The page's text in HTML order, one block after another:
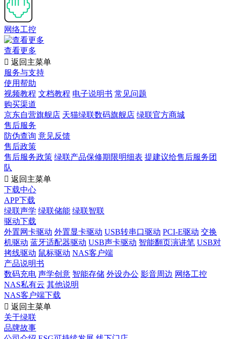
网络工控
查看更多
 返回主菜单
服务与支持
使用帮助
视频教程 文档教程 电子说明书 常见问题
购买渠道
京东自营旗舰店 天猫绿联数码旗舰店 绿联官方商城
售后服务
防伪查询 意见反馈
售后政策
售后服务政策 绿联产品保修期限明细表 提建议给售后服务团
队
 返回主菜单
下载中心
APP下载
绿联声学 绿联储能 绿联智联
驱动下载
外置网卡驱动 外置显卡驱动 USB转串口驱动 PCI-E驱动 交换
机驱动 蓝牙适配器驱动 USB声卡驱动 智能翻页演讲笔 USB对
拷线驱动 鼠标驱动 NAS客户端
产品说明书
数码充电 声学创意 智能存储 外设办公 影音周边 网络工控
NAS私有云 其他说明
NAS客户端下载
 返回主菜单
关于绿联
品牌故事